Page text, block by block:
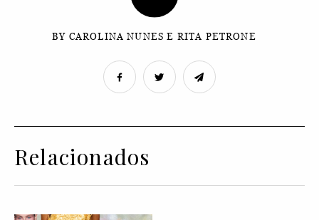
BY CAROLINA NUNES E RITA PETRONE
Relacionados